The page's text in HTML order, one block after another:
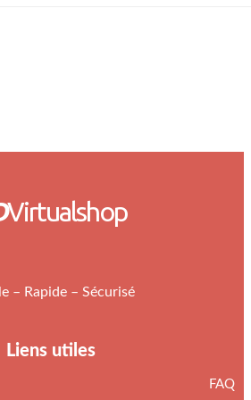
Virtualshop
– Rapide – Sécurisé
Liens utiles
FAQ